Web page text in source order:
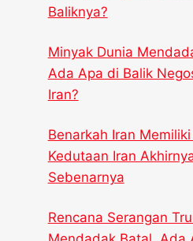
Baliknya?
Minyak Dunia
Ada Apa di Balik
Iran?
Benarkah Iran
Kedutaan Iran
Sebenarnya
Rencana Serangan